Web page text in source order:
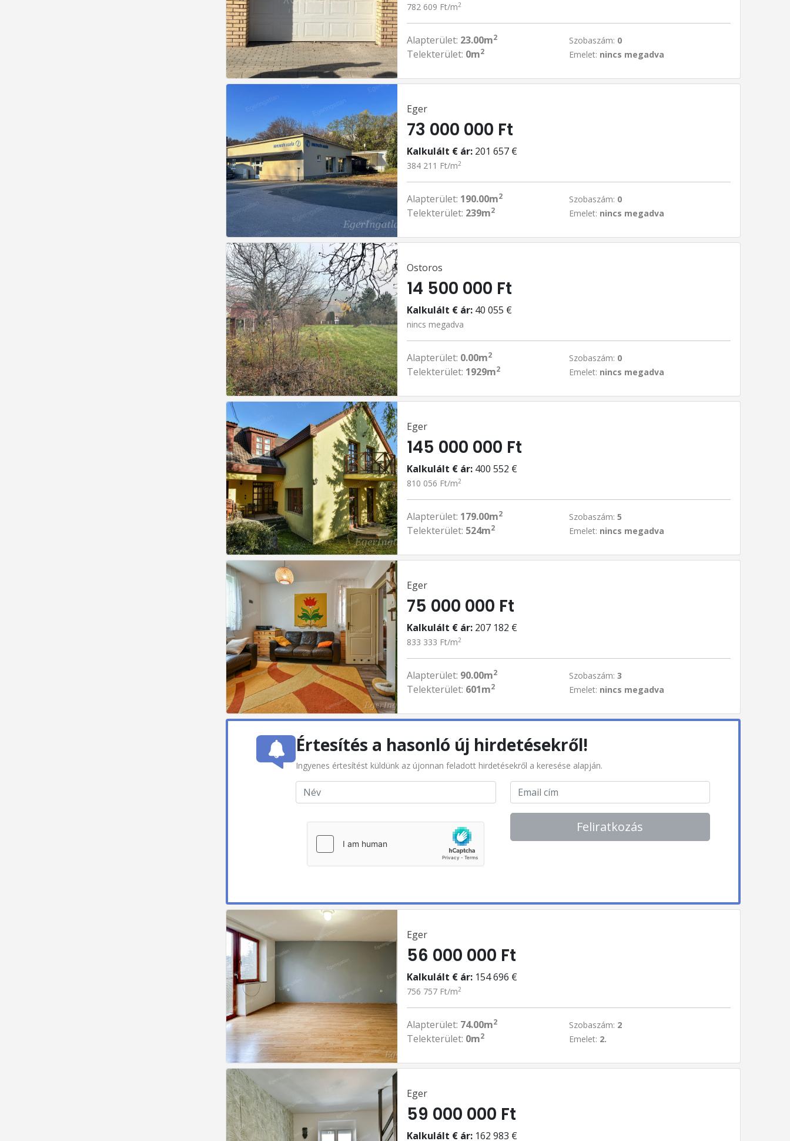
782 609 Ft/m2
Alapterület: 23.00m2
Telekterület: 0m2
Szobaszám: 0
Emelet: nincs megadva
Eger
73 000 000 Ft
Kalkulált € ár: 201 657 €
384 211 Ft/m2
Alapterület: 190.00m2
Telekterület: 239m2
Szobaszám: 0
Emelet: nincs megadva
Ostoros
14 500 000 Ft
Kalkulált € ár: 40 055 €
nincs megadva
Alapterület: 0.00m2
Telekterület: 1929m2
Szobaszám: 0
Emelet: nincs megadva
Eger
145 000 000 Ft
Kalkulált € ár: 400 552 €
810 056 Ft/m2
Alapterület: 179.00m2
Telekterület: 524m2
Szobaszám: 5
Emelet: nincs megadva
Eger
75 000 000 Ft
Kalkulált € ár: 207 182 €
833 333 Ft/m2
Alapterület: 90.00m2
Telekterület: 601m2
Szobaszám: 3
Emelet: nincs megadva
Értesítés a hasonló új hirdetésekről!
Ingyenes értesítést küldünk az újonnan feladott hirdetésekről a keresése alapján.
Feliratkozás
Eger
56 000 000 Ft
Kalkulált € ár: 154 696 €
756 757 Ft/m2
Alapterület: 74.00m2
Telekterület: 0m2
Szobaszám: 2
Emelet: 2.
Eger
59 000 000 Ft
Kalkulált € ár: 162 983 €